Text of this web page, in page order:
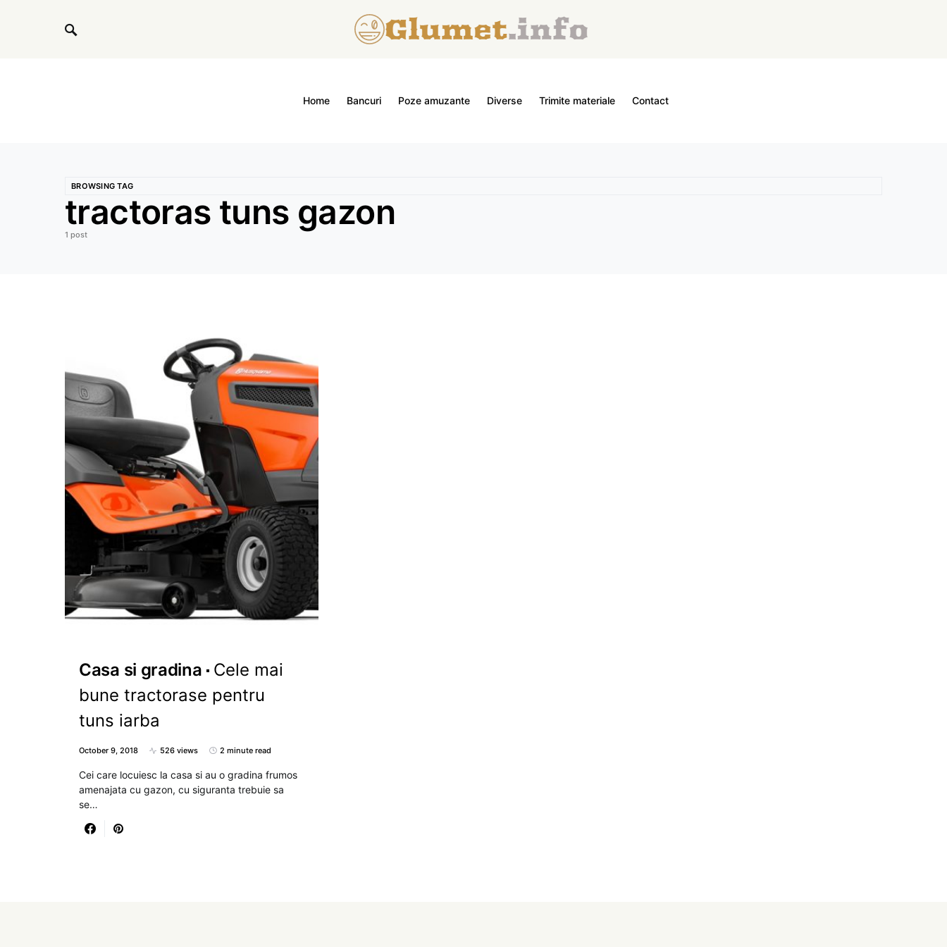
Home Bancuri Poze amuzante Diverse Trimite materiale Contact
BROWSING TAG
tractoras tuns gazon
1 post
Casa si gradina
Cele mai
bune tractorase pentru
tuns iarba
October 9, 2018 526 views 2 minute read
Cei care locuiesc la casa si au o gradina frumos
amenajata cu gazon, cu siguranta trebuie sa
se…